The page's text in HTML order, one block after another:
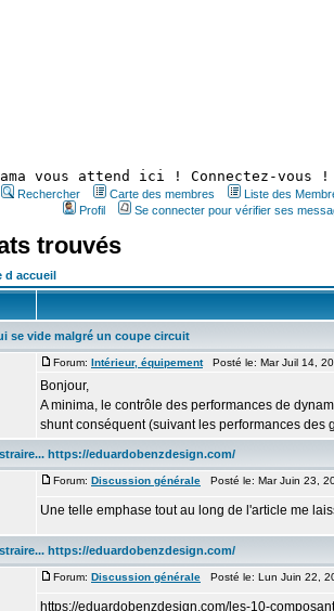
vous attend ici ! Connectez-vous !
Rechercher Carte des membres
Liste des
Profil
Se connecter pour vérifier ses
trouvés
d accueil
se vide malgré un coupe circuit
Forum: Intérieur, équipementPosté le: Mar Juil 14,
Bonjour,
A minima, le contrôle des performances de
shunt conséquent (suivant les performances des
https://eduardobenzdesign.com/
Forum: Discussion générale Posté le: Mar Juin 23,
Une telle emphase tout au long de l'article me
https://eduardobenzdesign.com/
Forum: Discussion générale Posté le: Lun Juin 22,
https://eduardobenzdesign.com/les-10-